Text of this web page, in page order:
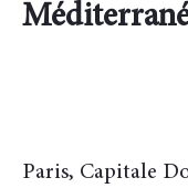
Paris, Capitale